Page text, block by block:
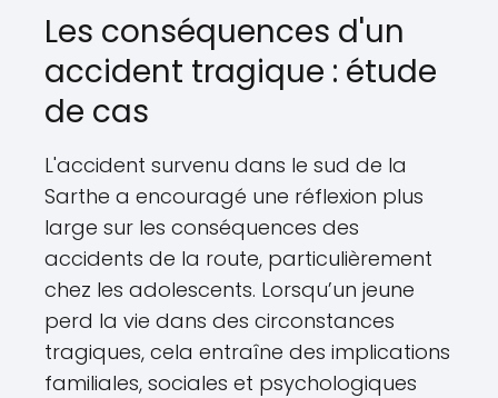
Les conséquences d'un
accident tragique : étude
de cas
L'accident survenu dans le sud de la
Sarthe a encouragé une réflexion plus
large sur les conséquences des
accidents de la route, particulièrement
chez les adolescents. Lorsqu’un jeune
perd la vie dans des circonstances
tragiques, cela entraîne des implications
familiales, sociales et psychologiques